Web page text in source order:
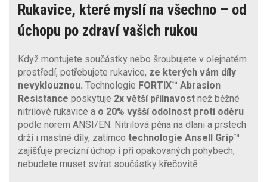
Rukavice, které myslí na všechno – od
úchopu po zdraví vašich rukou
Když montujete součástky nebo šroubujete v olejnatém
prostředí, potřebujete rukavice, ze kterých vám díly
nevyklouznou. Technologie FORTIX™ Abrasion
Resistance poskytuje 2x větší přilnavost než běžné
nitrilové rukavice a o 20% vyšší odolnost proti oděru
podle norem ANSI/EN. Nitrilová pěna na dlani a prstech
drží i mastné díly, zatímco technologie Ansell Grip™
zajišťuje precizní úchop i při opakovaných pohybech,
nebudete muset svírat součástky křečovitě.